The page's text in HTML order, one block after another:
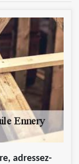
adressez-